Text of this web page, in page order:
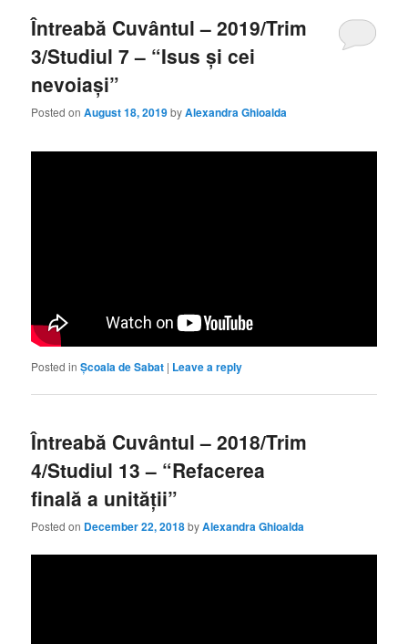
Întreabă Cuvântul – 2019/Trim
3/Studiul 7 – “Isus și cei
nevoiași”
Posted onAugust 18, 2019byAlexandra Ghioalda
Posted in Școala de Sabat | Leave a reply
Întreabă Cuvântul – 2018/Trim
4/Studiul 13 – “Refacerea
finală a unității”
Posted on December 22, 2018byAlexandra Ghioalda